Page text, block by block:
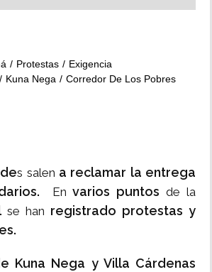
Protestas
Exigencia
Kuna Nega Corredor De Los Pobres
s salen a reclamar la entrega
En varios puntos de la
se han registrado protestas y
Kuna Nega y Villa Cárdenas